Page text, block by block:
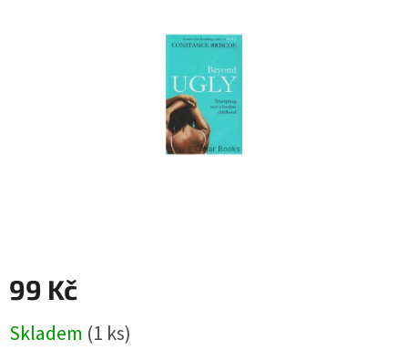
99 Kč
cena:
Skladem (1 ks)